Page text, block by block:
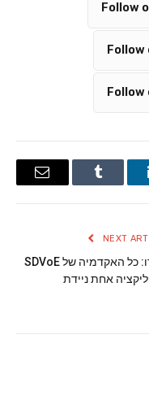
Follow
Follow
Follow
Tumblr
Email
NEXT
הכירו: כל האקדמיה של SDVoE
אחת ניידת